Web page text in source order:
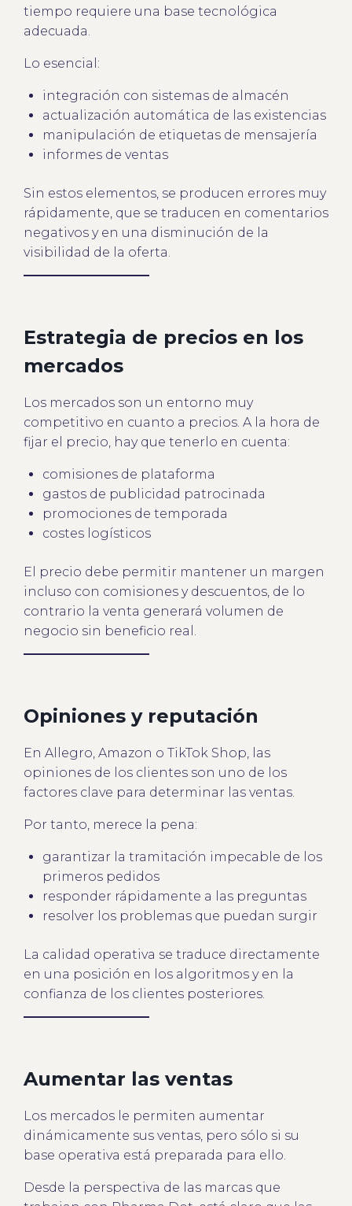
tiempo requiere una base tecnológica
adecuada.
Lo esencial:
integración con sistemas de almacén
actualización automática de las existencias
manipulación de etiquetas de mensajería
informes de ventas
Sin estos elementos, se producen errores muy
rápidamente, que se traducen en comentarios
negativos y en una disminución de la
visibilidad de la oferta.
Estrategia de precios en los
mercados
Los mercados son un entorno muy
competitivo en cuanto a precios. A la hora de
fijar el precio, hay que tenerlo en cuenta:
comisiones de plataforma
gastos de publicidad patrocinada
promociones de temporada
costes logísticos
El precio debe permitir mantener un margen
incluso con comisiones y descuentos, de lo
contrario la venta generará volumen de
negocio sin beneficio real.
Opiniones y reputación
En Allegro, Amazon o TikTok Shop, las
opiniones de los clientes son uno de los
factores clave para determinar las ventas.
Por tanto, merece la pena:
garantizar la tramitación impecable de los
primeros pedidos
responder rápidamente a las preguntas
resolver los problemas que puedan surgir
La calidad operativa se traduce directamente
en una posición en los algoritmos y en la
confianza de los clientes posteriores.
Aumentar las ventas
Los mercados le permiten aumentar
dinámicamente sus ventas, pero sólo si su
base operativa está preparada para ello.
Desde la perspectiva de las marcas que